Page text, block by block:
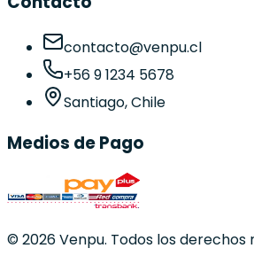
contacto@venpu.cl
+56 9 1234 5678
Santiago, Chile
Medios de Pago
©2026Venpu. Todos los derechos